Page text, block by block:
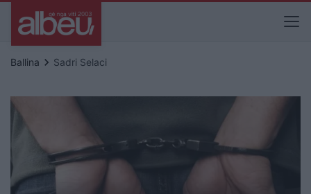
Ballina keyboard_arrow_right Sadri Selaci